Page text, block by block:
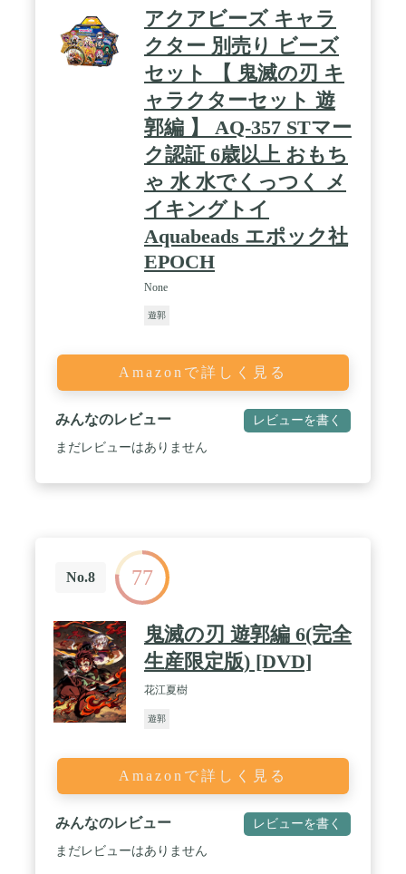
アクアビーズ キャラ
クター 別売り ビーズ
セット 【 鬼滅の刃 キ
ャラクターセット 遊
郭編 】 AQ-357 STマー
ク認証 6歳以上 おもち
ゃ 水 水でくっつく メ
イキングトイ
Aquabeads エポック社
EPOCH
None
遊郭
Amazonで詳しく見る
みんなのレビュー レビューを書く
まだレビューはありません
No.8 77
鬼滅の刃 遊郭編 6(完全
生産限定版) [DVD]
花江夏樹
遊郭
Amazonで詳しく見る
みんなのレビュー レビューを書く
まだレビューはありません